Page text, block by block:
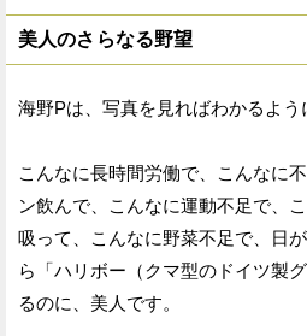
美人のさらなる野望
海野Pは、写真を見ればわかるよう
こんなに長時間労働で、こんなに
ン飲んで、こんなに運動不足で、
吸って、こんなに野菜不足で、日
ら「ハリボー（クマ型のドイツ製
るのに、美人です。